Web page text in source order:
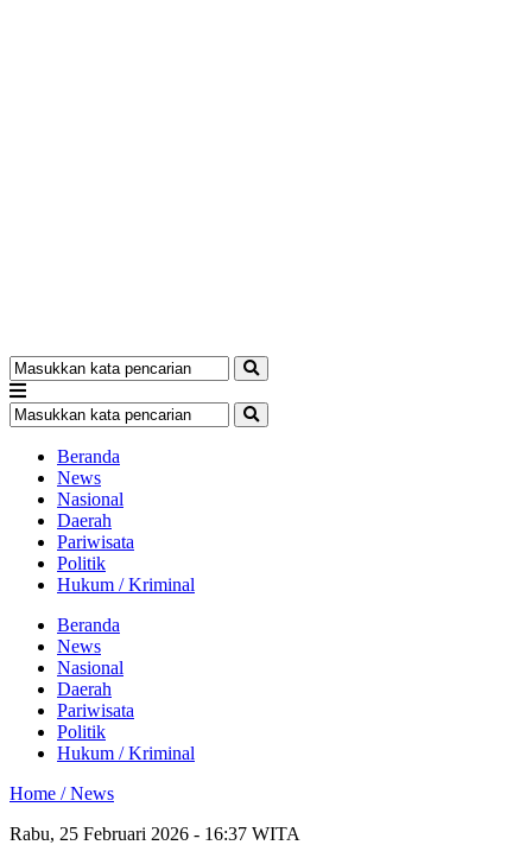
Beranda
News
Nasional
Daerah
Pariwisata
Politik
Hukum / Kriminal
Beranda
News
Nasional
Daerah
Pariwisata
Politik
Hukum / Kriminal
Home /News
Rabu, 25 Februari 2026 - 16:37 WITA